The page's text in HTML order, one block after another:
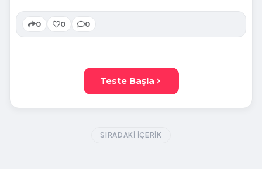
0 0 0
Teste Başla
SIRADAKI İÇERIK